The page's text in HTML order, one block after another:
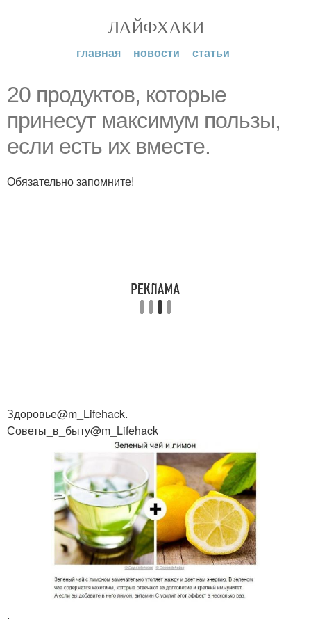
ЛАЙФХАКИ
главная новости статьи
20 продуктов, которые
принесут максимум пользы,
если есть их вместе.
Обязательно запомните!
Здоровье@m_Lifehack.
Советы_в_быту@m_Lifehack
.